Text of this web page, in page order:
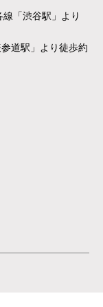
「渋谷駅」より
道駅」より徒歩約